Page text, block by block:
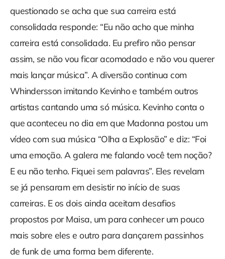
questionado se acha que sua carreira está
consolidada responde: “Eu não acho que minha
carreira está consolidada. Eu prefiro não pensar
assim, se não vou ficar acomodado e não vou querer
mais lançar música”. A diversão continua com
Whindersson imitando Kevinho e também outros
artistas cantando uma só música. Kevinho conta o
que aconteceu no dia em que Madonna postou um
vídeo com sua música “Olha a Explosão” e diz: “Foi
uma emoção. A galera me falando você tem noção?
E eu não tenho. Fiquei sem palavras”. Eles revelam
se já pensaram em desistir no início de suas
carreiras. E os dois ainda aceitam desafios
propostos por Maisa, um para conhecer um pouco
mais sobre eles e outro para dançarem passinhos
de funk de uma forma bem diferente.